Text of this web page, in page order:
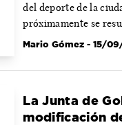
del deporte de la
próximamente se
Mario Gómez - 15/
La Junta de
modificación